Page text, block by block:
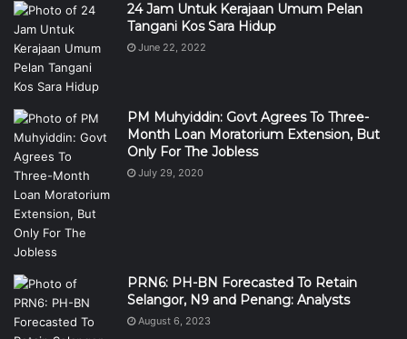
24 Jam Untuk Kerajaan Umum Pelan
Tangani Kos Sara Hidup
June 22, 2022
PM Muhyiddin: Govt Agrees To Three-
Month Loan Moratorium Extension, But
Only For The Jobless
July 29, 2020
PRN6: PH-BN Forecasted To Retain
Selangor, N9 and Penang: Analysts
August 6, 2023